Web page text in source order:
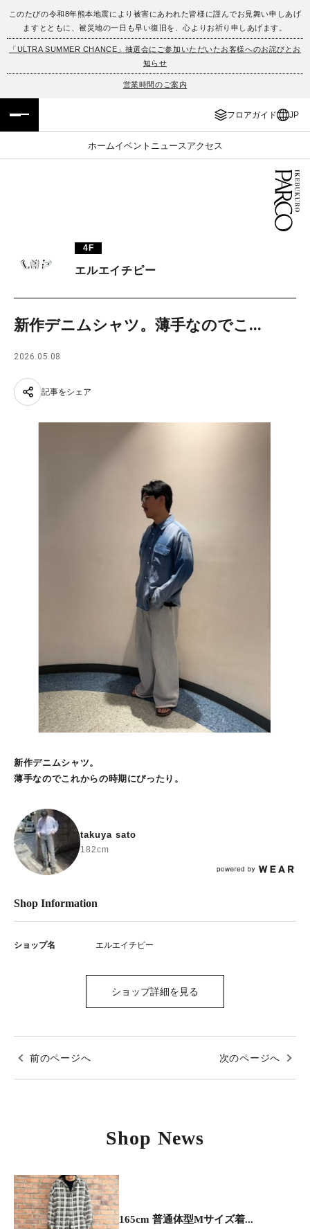
このたびの令和8年熊本地震により被害にあわれた皆様に謹んでお見舞い申しあげ
ますとともに、被災地の一日も早い復旧を、心よりお祈り申しあげます。
「ULTRA SUMMER CHANCE」抽選会にご参加いただいたお客様へのお詫びとお
知らせ
営業時間のご案内
フロアガイド JP
ホームイベント ニュース アクセス
フロアガイド
施設案内・アクセス
PARCOメンバーズ
ENGLISH
繁体字
4F
エルエイチピー
新作デニムシャツ。薄手なのでこ...
2026.05.08
記事をシェア
新作デニムシャツ。
薄手なのでこれからの時期にぴったり。
takuya sato
182cm
Shop Information
ショップ名 エルエイチピー
ショップ詳細を見る
前のページへ 次のページへ
Shop News
165cm 普通体型Mサイズ着...